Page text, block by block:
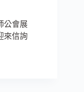
公會展
來信詢